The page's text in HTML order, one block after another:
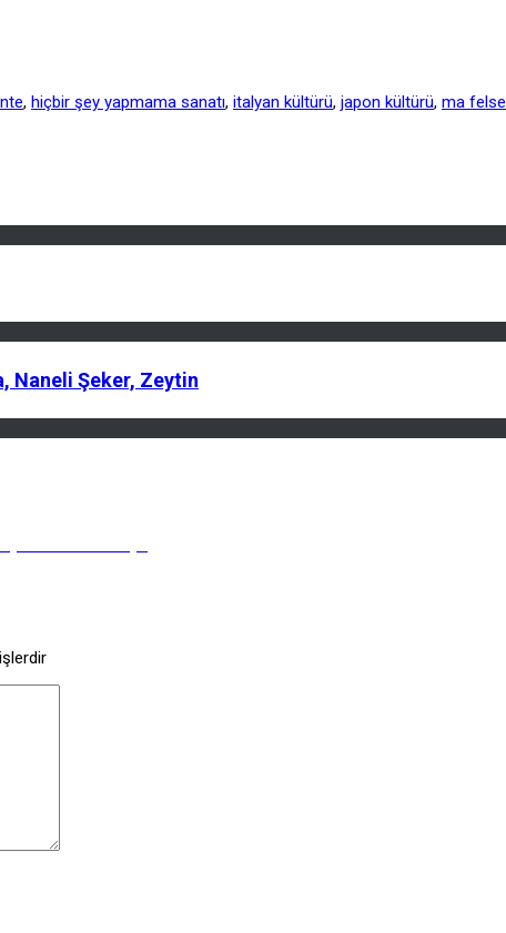
, hiçbir şey yapmama sanatı, italyan kültürü, japon kültürü, ma
Naneli Şeker, Zeytin